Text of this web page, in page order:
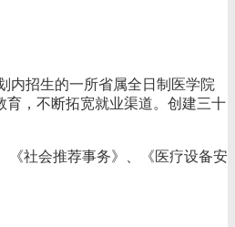
内招生的一所省属全日制医学院
育，不断拓宽就业渠道。创建三十
《社会推荐事务》、《医疗设备安